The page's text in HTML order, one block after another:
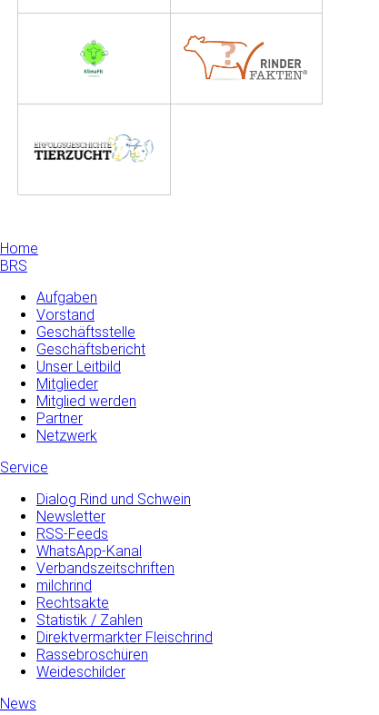
Home
BRS
Aufgaben
Vorstand
Geschäftsstelle
Geschäftsbericht
Unser Leitbild
Mitglieder
Mitglied werden
Partner
Netzwerk
Service
Dialog Rind und Schwein
Newsletter
RSS-Feeds
WhatsApp-Kanal
Verbandszeitschriften
milchrind
Rechtsakte
Statistik / Zahlen
Direktvermarkter Fleischrind
Rassebroschüren
Weideschilder
News